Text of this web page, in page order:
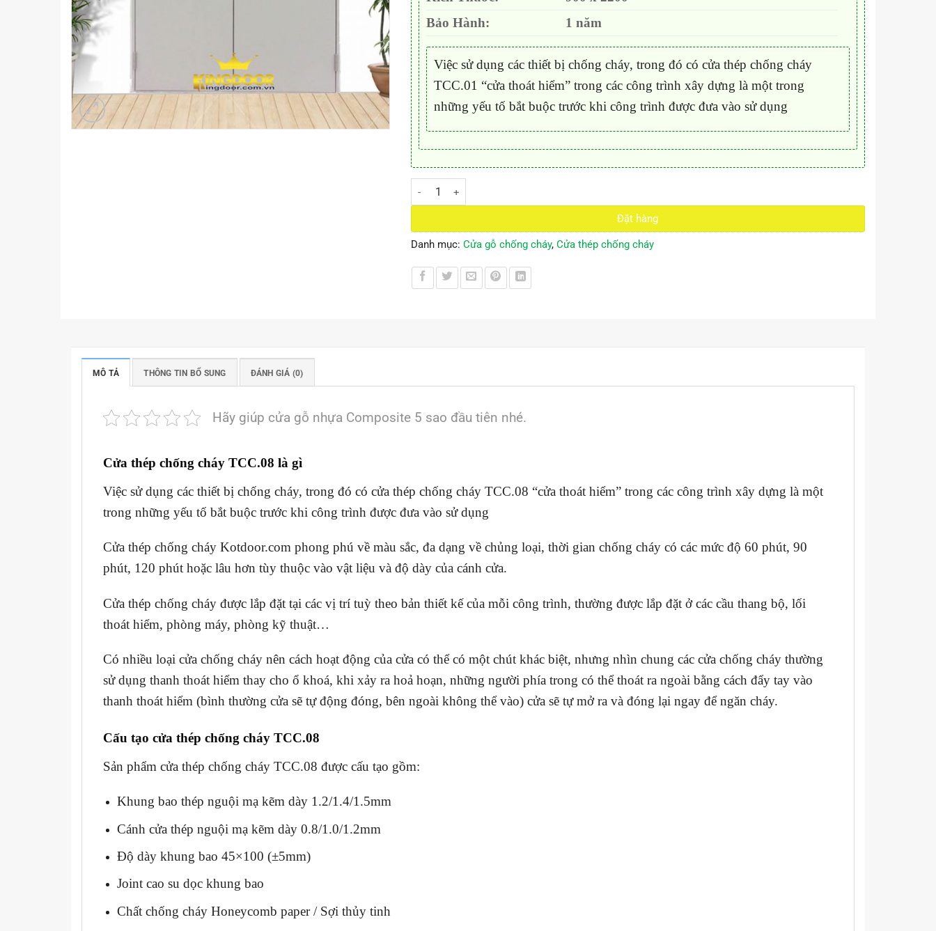
Bảo Hành:
1 năm
Việc sử dụng các thiết bị chống cháy, trong đó có cửa thép chống cháy
TCC.01 “cửa thoát hiểm” trong các công trình xây dựng là một trong
những yếu tố bắt buộc trước khi công trình được đưa vào sử dụng
Cửa thép chống cháy TCC.08 số lượng
Đặt hàng
Danh mục: Cửa gỗ chống cháy, Cửa thép chống cháy
MÔ TẢ THÔNG TIN BỔ SUNG ĐÁNH GIÁ (0)
Hãy giúp cửa gỗ nhựa Composite 5 sao đầu tiên nhé.
Cửa thép chống cháy TCC.08 là gì
Việc sử dụng các thiết bị chống cháy, trong đó có cửa thép chống cháy TCC.08 “cửa thoát hiểm” trong các công trình xây dựng là một
trong những yếu tố bắt buộc trước khi công trình được đưa vào sử dụng
Cửa thép chống cháy Kotdoor.com phong phú về màu sắc, đa dạng về chủng loại, thời gian chống cháy có các mức độ 60 phút, 90
phút, 120 phút hoặc lâu hơn tùy thuộc vào vật liệu và độ dày của cánh cửa.
Cửa thép chống cháy được lắp đặt tại các vị trí tuỳ theo bản thiết kế của mỗi công trình, thường được lắp đặt ở các cầu thang bộ, lối
thoát hiểm, phòng máy, phòng kỹ thuật…
Có nhiều loại cửa chống cháy nên cách hoạt động của cửa có thể có một chút khác biệt, nhưng nhìn chung các cửa chống cháy thường
sử dụng thanh thoát hiểm thay cho ổ khoá, khi xảy ra hoả hoạn, những người phía trong có thể thoát ra ngoài bằng cách đẩy tay vào
thanh thoát hiểm (bình thường cửa sẽ tự động đóng, bên ngoài không thể vào) cửa sẽ tự mở ra và đóng lại ngay để ngăn cháy.
Cấu tạo cửa thép chống cháy TCC.08
Sản phẩm cửa thép chống cháy TCC.08 được cấu tạo gồm:
Khung bao thép nguội mạ kẽm dày 1.2/1.4/1.5mm
Cánh cửa thép nguội mạ kẽm dày 0.8/1.0/1.2mm
Độ dày khung bao 45×100 (±5mm)
Joint cao su dọc khung bao
Chất chống cháy Honeycomb paper / Sợi thủy tinh